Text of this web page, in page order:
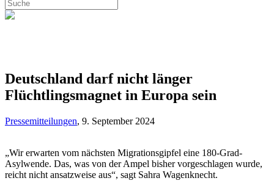
Deutschland darf nicht länger
Flüchtlingsmagnet in Europa sein
Pressemitteilungen, 9. September 2024
„Wir erwarten vom nächsten Migrationsgipfel eine 180-Grad-
Asylwende. Das, was von der Ampel bisher vorgeschlagen wurde,
reicht nicht ansatzweise aus“, sagt Sahra Wagenknecht.